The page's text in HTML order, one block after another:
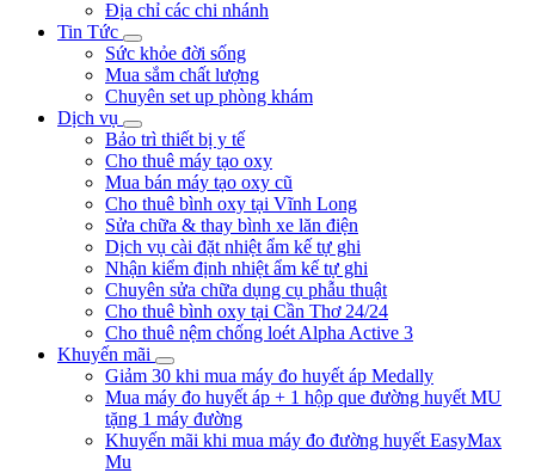
Địa chỉ các chi nhánh
Tin Tức
Sức khỏe đời sống
Mua sắm chất lượng
Chuyên set up phòng khám
Dịch vụ
Bảo trì thiết bị y tế
Cho thuê máy tạo oxy
Mua bán máy tạo oxy cũ
Cho thuê bình oxy tại Vĩnh Long
Sửa chữa & thay bình xe lăn điện
Dịch vụ cài đặt nhiệt ẩm kế tự ghi
Nhận kiểm định nhiệt ẩm kế tự ghi
Chuyên sửa chữa dụng cụ phẫu thuật
Cho thuê bình oxy tại Cần Thơ 24/24
Cho thuê nệm chống loét Alpha Active 3
Khuyến mãi
Giảm 30 khi mua máy đo huyết áp Medally
Mua máy đo huyết áp + 1 hộp que đường huyết MU
tặng 1 máy đường
Khuyến mãi khi mua máy đo đường huyết EasyMax
Mu